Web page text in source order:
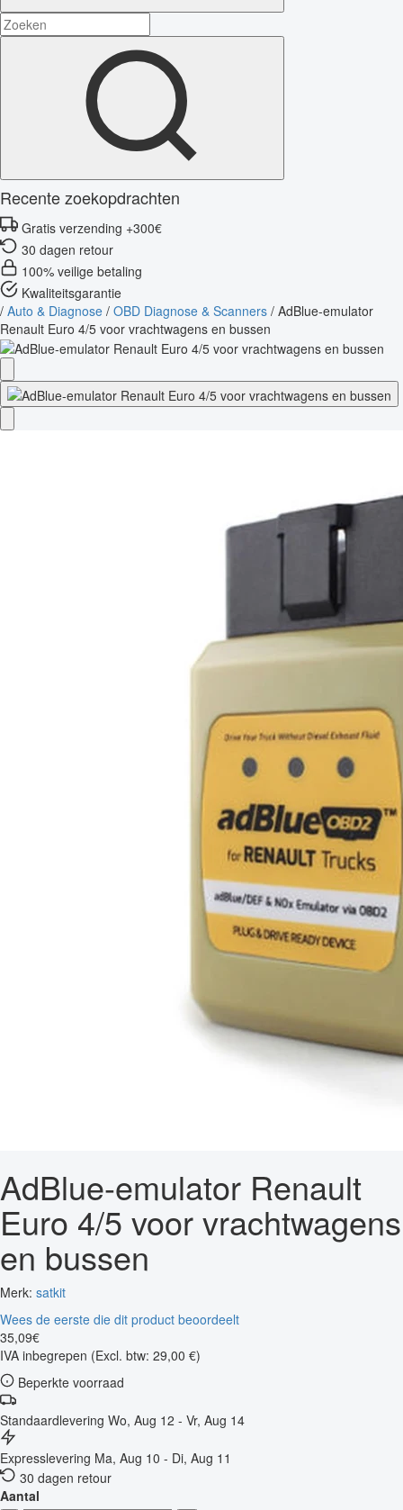
Recente zoekopdrachten
Gratis verzending +300€
30 dagen retour
100% veilige betaling
Kwaliteitsgarantie
/ Auto & Diagnose / OBD Diagnose & Scanners / AdBlue-emulator
Renault Euro 4/5 voor vrachtwagens en bussen
AdBlue-emulator Renault
Euro 4/5 voor vrachtwagens
en bussen
Merk: satkit
Wees de eerste die dit product beoordeelt
35,09€
IVA inbegrepen (Excl. btw: 29,00 €)
Beperkte voorraad
Standaardlevering Wo, Aug 12 - Vr, Aug 14
Expresslevering Ma, Aug 10 - Di, Aug 11
30 dagen retour
Aantal